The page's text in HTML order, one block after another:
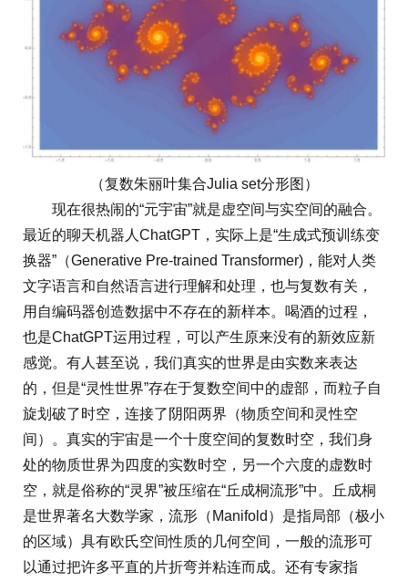
（复数朱丽叶集合Julia set分形图）
现在很热闹的“元宇宙”就是虚空间与实空间的融合。
最近的聊天机器人ChatGPT，实际上是“生成式预训练变
换器”（Generative Pre-trained Transformer)，能对人类
文字语言和自然语言进行理解和处理，也与复数有关，
用自编码器创造数据中不存在的新样本。喝酒的过程，
也是ChatGPT运用过程，可以产生原来没有的新效应新
感觉。有人甚至说，我们真实的世界是由实数来表达
的，但是“灵性世界”存在于复数空间中的虚部，而粒子自
旋划破了时空，连接了阴阳两界（物质空间和灵性空
间）。真实的宇宙是一个十度空间的复数时空，我们身
处的物质世界为四度的实数时空，另一个六度的虚数时
空，就是俗称的“灵界”被压缩在“丘成桐流形”中。丘成桐
是世界著名大数学家，流形（Manifold）是指局部（极小
的区域）具有欧氏空间性质的几何空间，一般的流形可
以通过把许多平直的片折弯并粘连而成。还有专家指